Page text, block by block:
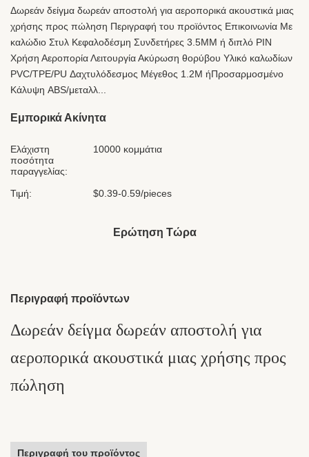
Δωρεάν δείγμα δωρεάν αποστολή για αεροπορικά ακουστικά μιας
χρήσης προς πώληση Περιγραφή του προϊόντος Επικοινωνία Με
καλώδιο Στυλ Κεφαλοδέσμη Συνδετήρες 3.5MM ή διπλό PIN
Χρήση Αεροπορία Λειτουργία Ακύρωση θορύβου Υλικό καλωδίων
PVC/TPE/PU Δαχτυλόδεσμος Μέγεθος 1.2M ήΠροσαρμοσμένο
Κάλυψη ABS/μεταλλ...
Εμπορικά Ακίνητα
Ελάχιστη
ποσότητα
παραγγελίας:
10000 κομμάτια
Τιμή: $0.39-0.59/pieces
Ερώτηση Τώρα
Περιγραφή προϊόντων
Δωρεάν δείγμα δωρεάν αποστολή για
αεροπορικά ακουστικά μιας χρήσης προς
πώληση
Περιγραφή του προϊόντος